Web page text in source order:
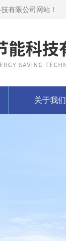
有限公司网站！
关于我们